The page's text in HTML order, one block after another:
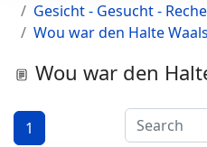
Gesicht - Gesucht -
Wou war den Halte
Wou war den
1